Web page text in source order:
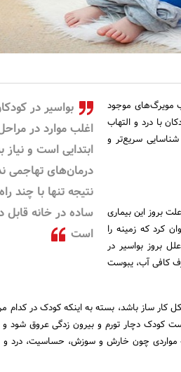
بواسیر در
اغلب موارد در
ابتدایی است و نیاز
درمان‌های تهاجمی
نتیجه تنها با چند
ساده در خانه قابل
است
مویرگ‌های موجود
با درد و التهاب
سریع‌تر و
بروز این بیماری
کرد که زمینه را
بروز بواسیر در
کافی آب، یبوست
ساز باشد، بسته به اینکه کودک در کدام
کودک دچار تورم و بیرون زدگی عروق شود
مواردی چون خارش و سوزش، حساسیت، درد